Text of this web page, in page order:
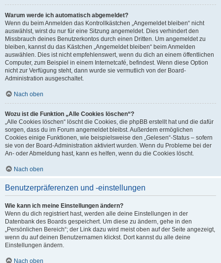
Warum werde ich automatisch abgemeldet?
Wenn du beim Anmelden das Kontrollkästchen „Angemeldet bleiben“ nicht
auswählst, wirst du nur für eine Sitzung angemeldet. Dies verhindert den
Missbrauch deines Benutzerkontos durch einen Dritten. Um angemeldet zu
bleiben, kannst du das Kästchen „Angemeldet bleiben“ beim Anmelden
auswählen. Dies ist nicht empfehlenswert, wenn du dich an einem öffentlichen
Computer, zum Beispiel in einem Internetcafé, befindest. Wenn diese Option
nicht zur Verfügung steht, dann wurde sie vermutlich von der Board-
Administration ausgeschaltet.
Nach oben
Wozu ist die Funktion „Alle Cookies löschen“?
„Alle Cookies löschen“ löscht die Cookies, die phpBB erstellt hat und die dafür
sorgen, dass du im Forum angemeldet bleibst. Außerdem ermöglichen
Cookies einige Funktionen, wie beispielsweise den „Gelesen“-Status – sofern
sie von der Board-Administration aktiviert wurden. Wenn du Probleme bei der
An- oder Abmeldung hast, kann es helfen, wenn du die Cookies löscht.
Nach oben
Benutzerpräferenzen und -einstellungen
Wie kann ich meine Einstellungen ändern?
Wenn du dich registriert hast, werden alle deine Einstellungen in der
Datenbank des Boards gespeichert. Um diese zu ändern, gehe in den
„Persönlichen Bereich“; der Link dazu wird meist oben auf der Seite angezeigt,
wenn du auf deinen Benutzernamen klickst. Dort kannst du alle deine
Einstellungen ändern.
Nach oben